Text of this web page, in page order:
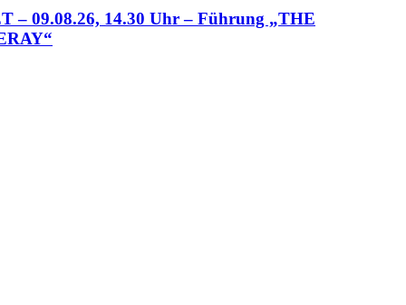
– 09.08.26, 14.30 Uhr – Führung „THE